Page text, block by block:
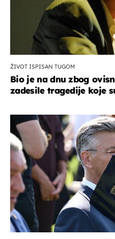
ŽIVOT ISPISAN TUGOM
Bio je na dnu zbog
zadesile tragedije koje